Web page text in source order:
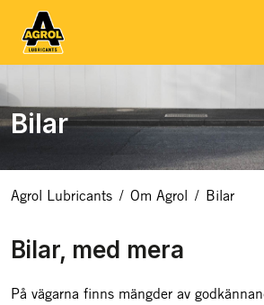
Bilar
Agrol Lubricants / Om Agrol / Bilar
Bilar, med mera
På vägarna finns mängder av